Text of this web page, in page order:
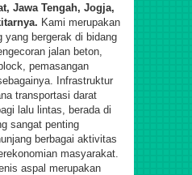
Jawa Tengah, Jogja,
Kami merupakan
yang bergerak di bidang
jalan beton,
pemasangan
Infrastruktur
transportasi darat
lalu lintas, berada di
sangat penting
berbagai aktivitas
masyarakat.
aspal merupakan